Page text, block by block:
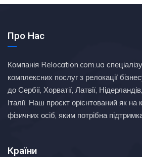
Про Нас
Компанія Relocation.com.ua
комплексних послуг з релокації
до Сербії, Хорватії, Латвії,
Італії. Наш проєкт орієнтований як на
фізичних осіб, яким потрібна
Країни